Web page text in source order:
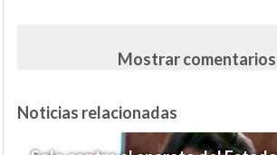
Mostrar comentarios
Noticias relacionadas